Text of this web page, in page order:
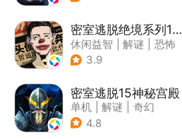
密室逃脱绝境系列11游乐园
休闲益智 解谜
恐怖
| 密室逃脱
3.9
密室逃脱15神秘宫殿
单机 解谜
奇幻
| 密室逃脱
4.8